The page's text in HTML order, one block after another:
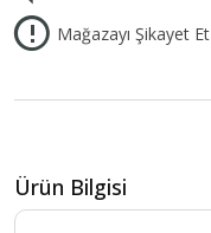
Mağazayı Şikayet Et
Ürün Bilgisi